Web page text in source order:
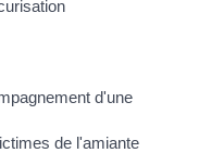
d'une
de l'amiante